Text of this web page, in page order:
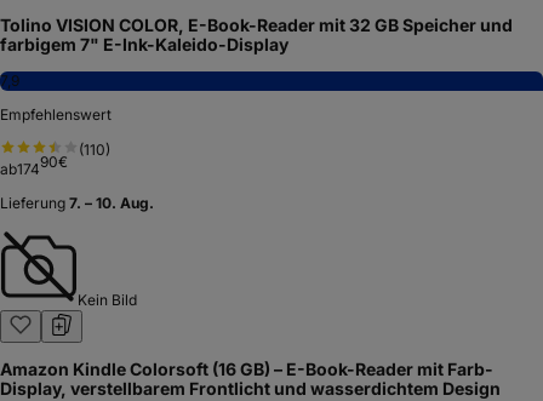
Tolino VISION COLOR, E-Book-Reader mit 32 GB Speicher und
farbigem 7" E-Ink-Kaleido-Display
7,9
Empfehlenswert
(110)
ab17490€
Lieferung 7. – 10. Aug.
Kein Bild
Amazon Kindle Colorsoft (16 GB) – E-Book-Reader mit Farb-
Display, verstellbarem Frontlicht und wasserdichtem Design